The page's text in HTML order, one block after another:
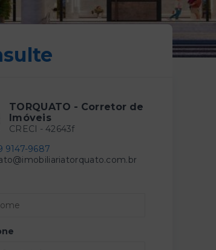
TORQUATO - Corretor de
Imóveis
CRECI - 42643f
9147-9687